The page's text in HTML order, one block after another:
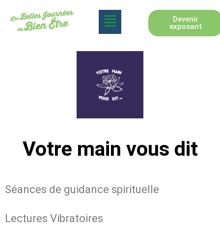
Devenir
exposant
Votre main vous dit
Séances de guidance spirituelle
Lectures Vibratoires